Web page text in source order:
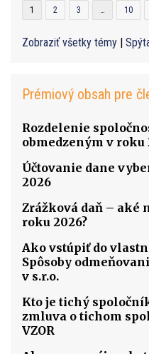
1 2 3 … 10
Zobraziť všetky témy |
Prémiový obsah pre
Rozdelenie
obmedzeným v roku
Účtovanie dane
2026
Zrážková daň – aké
roku 2026?
Ako vstúpiť do
Spôsoby
v s.r.o.
Kto je tichý
zmluva o tichom
VZOR